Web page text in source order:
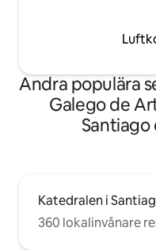
Andra populära
Galego de
Katedralen i
360 lokalinvånare